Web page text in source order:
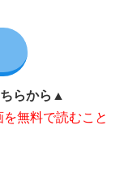
らから▲
無料で読むこと